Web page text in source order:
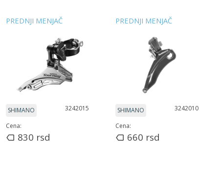
PREDNJI MENJAČ
SHIMANO 3242015
Cena:
830 rsd
PREDNJI MENJAČ
SHIMANO 3242010
Cena:
660 rsd